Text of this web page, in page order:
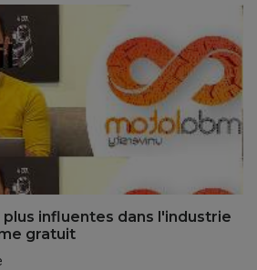
influentes dans l'industrie
gratuit